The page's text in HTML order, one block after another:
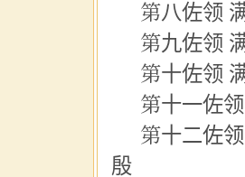
第八佐领
第九佐领
第十佐领
第十一佐
第十二佐领
殷